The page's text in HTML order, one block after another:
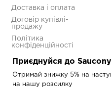
Доставка і оплата
Договір купівлі-
продажу
Політика
конфіденційності
Приєднуйся до Saucony
Отримай знижку 5% на
на нашу розсилку